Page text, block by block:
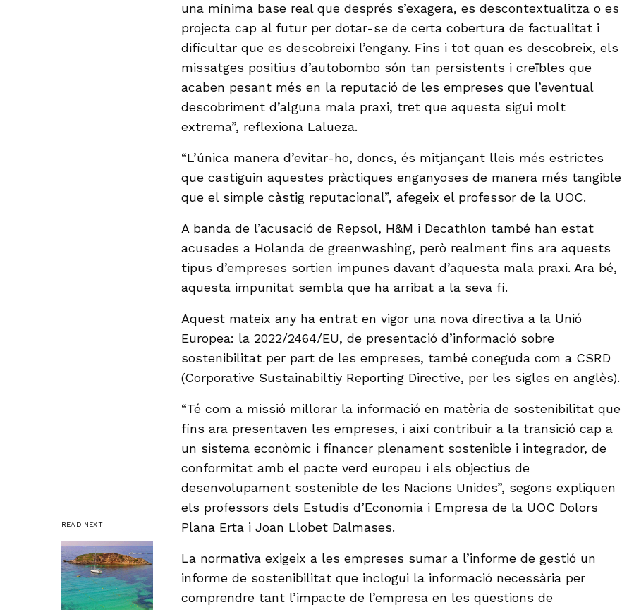
READ NEXT
una mínima base real que després s’exagera, es descontextualitza o es
projecta cap al futur per dotar-se de certa cobertura de factualitat i
dificultar que es descobreixi l’engany. Fins i tot quan es descobreix, els
missatges positius d’autobombo són tan persistents i creïbles que
acaben pesant més en la reputació de les empreses que l’eventual
descobriment d’alguna mala praxi, tret que aquesta sigui molt
extrema”, reflexiona Lalueza.
“L’única manera d’evitar-ho, doncs, és mitjançant lleis més estrictes
que castiguin aquestes pràctiques enganyoses de manera més tangible
que el simple càstig reputacional”, afegeix el professor de la UOC.
A banda de l’acusació de Repsol, H&M i Decathlon també han estat
acusades a Holanda de greenwashing, però realment fins ara aquests
tipus d’empreses sortien impunes davant d’aquesta mala praxi. Ara bé,
aquesta impunitat sembla que ha arribat a la seva fi.
Aquest mateix any ha entrat en vigor una nova directiva a la Unió
Europea: la 2022/2464/EU, de presentació d’informació sobre
sostenibilitat per part de les empreses, també coneguda com a CSRD
(Corporative Sustainabiltiy Reporting Directive, per les sigles en anglès).
“Té com a missió millorar la informació en matèria de sostenibilitat que
fins ara presentaven les empreses, i així contribuir a la transició cap a
un sistema econòmic i financer plenament sostenible i integrador, de
conformitat amb el pacte verd europeu i els objectius de
desenvolupament sostenible de les Nacions Unides”, segons expliquen
els professors dels Estudis d’Economia i Empresa de la UOC Dolors
Plana Erta i Joan Llobet Dalmases.
La normativa exigeix a les empreses sumar a l’informe de gestió un
informe de sostenibilitat que inclogui la informació necessària per
comprendre tant l’impacte de l’empresa en les qüestions de